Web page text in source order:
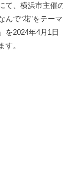
て、横浜市主催
んで“花”をテー
」を2024年4月1日
す。